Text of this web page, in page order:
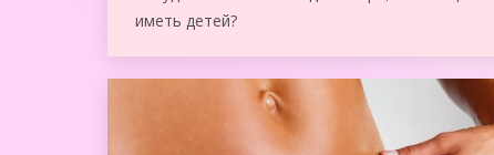
иметь детей?